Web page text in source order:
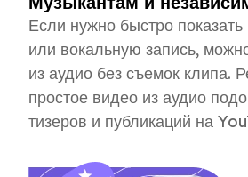
Если нужно быстро
или вокальную запись,
из аудио без съемок клипа.
простое видео из аудио
тизеров и публикаций на